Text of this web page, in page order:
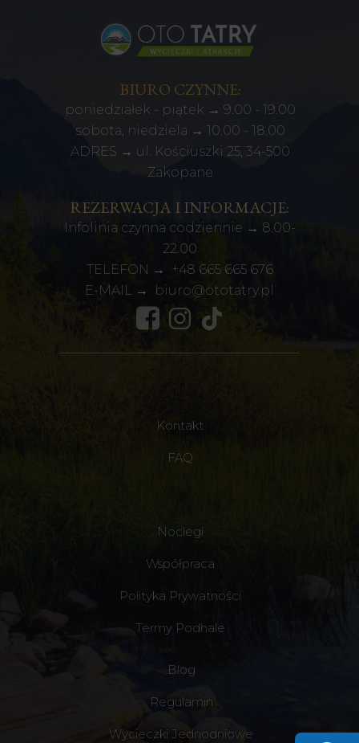
Kontakt
FAQ
Noclegi
Współpraca
Polityka Prywatności
Termy Podhale
BIURO CZYNNE:
poniedziałek - piątek → 9.00 - 19.00
sobota, niedziela → 10.00 - 18.00
ADRES → ul. Kościuszki 25, 34-500
Zakopane
REZERWACJA I INFORMACJE:
Infolinia czynna codziennie → 8.00-
22.00
TELEFON → +48 665 665 676
E-MAIL →
biuro@ototatry.pl
Blog
Regulamin
Wycieczki Jednodniowe